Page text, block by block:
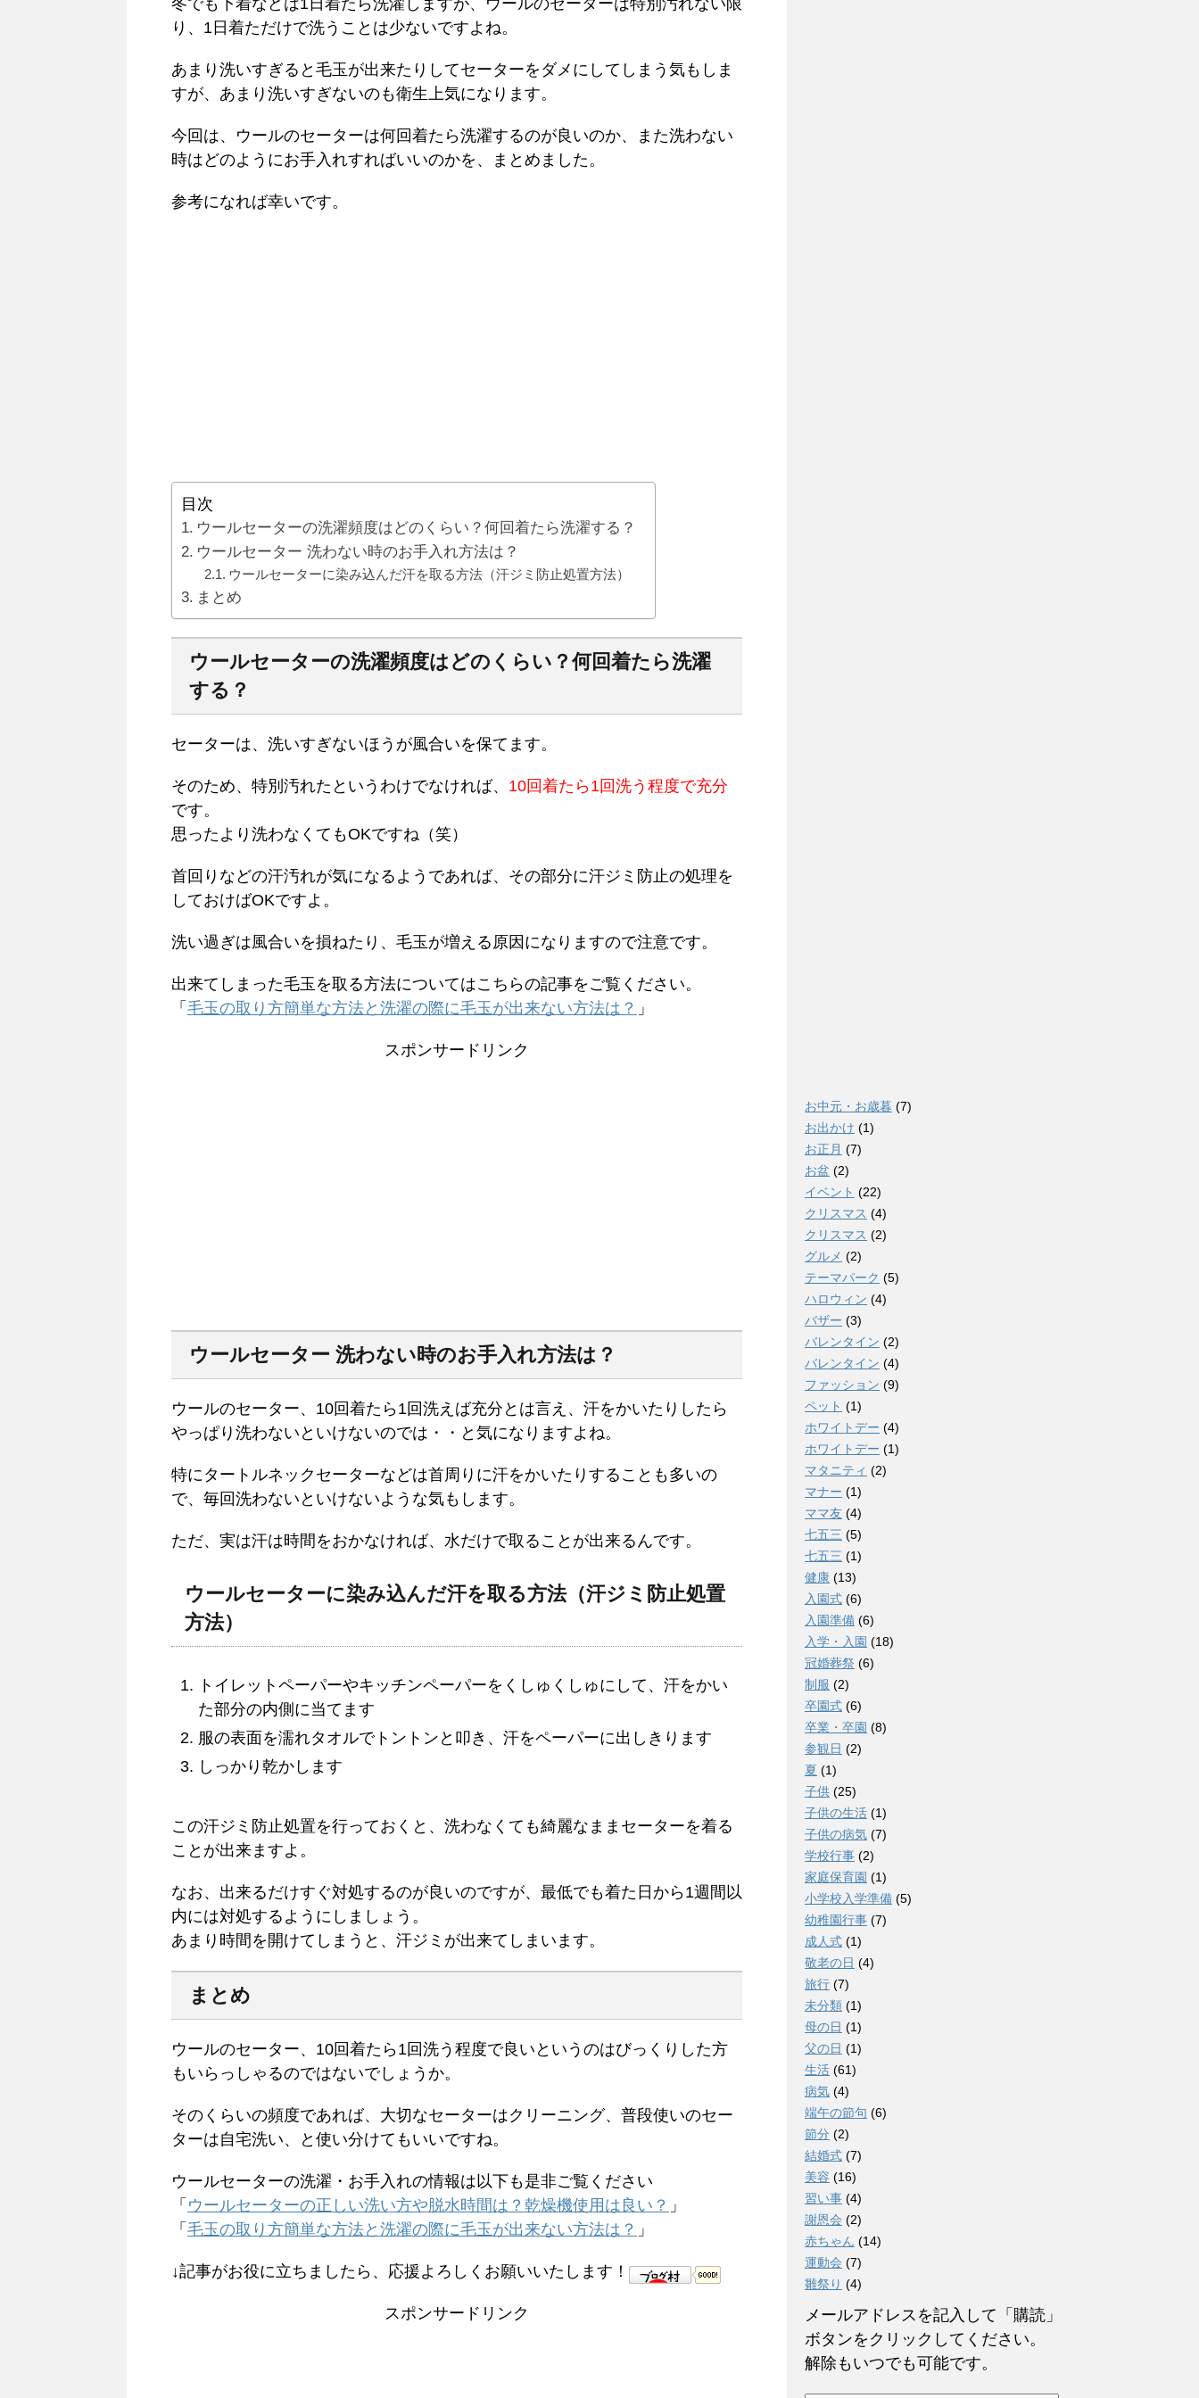
冬でも下着などは1日着たら洗濯しますが、ウールのセーターは特別汚れない限
り、1日着ただけで洗うことは少ないですよね。
あまり洗いすぎると毛玉が出来たりしてセーターをダメにしてしまう気もしま
すが、あまり洗いすぎないのも衛生上気になります。
今回は、ウールのセーターは何回着たら洗濯するのが良いのか、また洗わない
時はどのようにお手入れすればいいのかを、まとめました。
参考になれば幸いです。
目次
ウールセーターの洗濯頻度はどのくらい？何回着たら洗濯する？
ウールセーター 洗わない時のお手入れ方法は？
ウールセーターに染み込んだ汗を取る方法（汗ジミ防止処置方法）
まとめ
ウールセーターの洗濯頻度はどのくらい？何回着たら洗濯
する？
セーターは、洗いすぎないほうが風合いを保てます。
そのため、特別汚れたというわけでなければ、 10回着たら1回洗う程度で充分
です。
思ったより洗わなくてもOKですね（笑）
首回りなどの汗汚れが気になるようであれば、その部分に汗ジミ防止の処理を
しておけばOKですよ。
洗い過ぎは風合いを損ねたり、毛玉が増える原因になりますので注意です。
出来てしまった毛玉を取る方法についてはこちらの記事をご覧ください。
「 毛玉の取り方簡単な方法と洗濯の際に毛玉が出来ない方法は？ 」
スポンサードリンク
ウールセーター 洗わない時のお手入れ方法は？
ウールのセーター、10回着たら1回洗えば充分とは言え、汗をかいたりしたら
やっぱり洗わないといけないのでは・・と気になりますよね。
特にタートルネックセーターなどは首周りに汗をかいたりすることも多いの
で、毎回洗わないといけないような気もします。
ただ、実は汗は時間をおかなければ、水だけで取ることが出来るんです。
ウールセーターに染み込んだ汗を取る方法（汗ジミ防止処置
方法）
トイレットペーパーやキッチンペーパーをくしゅくしゅにして、汗をかい
た部分の内側に当てます
服の表面を濡れタオルでトントンと叩き、汗をペーパーに出しきります
しっかり乾かします
この汗ジミ防止処置を行っておくと、洗わなくても綺麗なままセーターを着る
ことが出来ますよ。
なお、出来るだけすぐ対処するのが良いのですが、最低でも着た日から1週間以
内には対処するようにしましょう。
あまり時間を開けてしまうと、汗ジミが出来てしまいます。
まとめ
ウールのセーター、10回着たら1回洗う程度で良いというのはびっくりした方
もいらっしゃるのではないでしょうか。
そのくらいの頻度であれば、大切なセーターはクリーニング、普段使いのセー
ターは自宅洗い、と使い分けてもいいですね。
ウールセーターの洗濯・お手入れの情報は以下も是非ご覧ください
「 ウールセーターの正しい洗い方や脱水時間は？乾燥機使用は良い？ 」
「 毛玉の取り方簡単な方法と洗濯の際に毛玉が出来ない方法は？ 」
↓記事がお役に立ちましたら、応援よろしくお願いいたします！
スポンサードリンク
お中元・お歳暮 (7)
お出かけ (1)
お正月 (7)
お盆 (2)
イベント (22)
クリスマス (4)
クリスマス (2)
グルメ (2)
テーマパーク (5)
ハロウィン (4)
バザー (3)
バレンタイン (2)
バレンタイン (4)
ファッション (9)
ペット (1)
ホワイトデー (4)
ホワイトデー (1)
マタニティ (2)
マナー (1)
ママ友 (4)
七五三 (5)
七五三 (1)
健康 (13)
入園式 (6)
入園準備 (6)
入学・入園 (18)
冠婚葬祭 (6)
制服 (2)
卒園式 (6)
卒業・卒園 (8)
参観日 (2)
夏 (1)
子供 (25)
子供の生活 (1)
子供の病気 (7)
学校行事 (2)
家庭保育園 (1)
小学校入学準備 (5)
幼稚園行事 (7)
成人式 (1)
敬老の日 (4)
旅行 (7)
未分類 (1)
母の日 (1)
父の日 (1)
生活 (61)
病気 (4)
端午の節句 (6)
節分 (2)
結婚式 (7)
美容 (16)
習い事 (4)
謝恩会 (2)
赤ちゃん (14)
運動会 (7)
雛祭り (4)
メールアドレスを記入して「購読」
ボタンをクリックしてください。
解除もいつでも可能です。